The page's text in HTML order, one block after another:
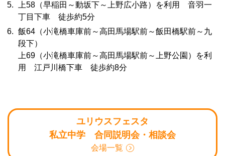
上58（早稲田～動坂下～上野広小路）を利用 音羽一
丁目下車 徒歩約5分
飯64（小滝橋車庫前～高田馬場駅前～飯田橋駅前～九
段下）
上69（小滝橋車庫前～高田馬場駅前～上野公園）を利
用 江戸川橋下車 徒歩約8分
ユリウスフェスタ
私立中学 合同説明会・相談会
会場一覧